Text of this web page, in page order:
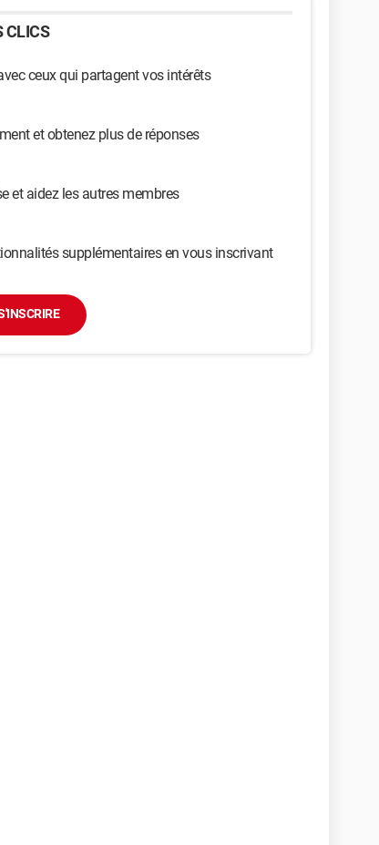
CLICS
ceux qui partagent vos intérêts
et obtenez plus de réponses
et aidez les autres membres
supplémentaires en vous inscrivant